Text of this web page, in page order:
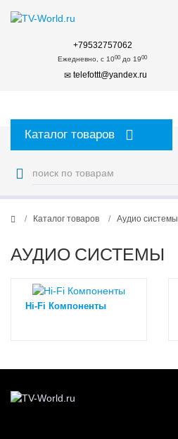
+79532757062
Ежедневно, с 1000 до 1900
telefottt@yandex.ru
Каталог товаров
Каталог товаров Аудио системы
АУДИО СИСТЕМЫ
Hi-Fi Компоненты